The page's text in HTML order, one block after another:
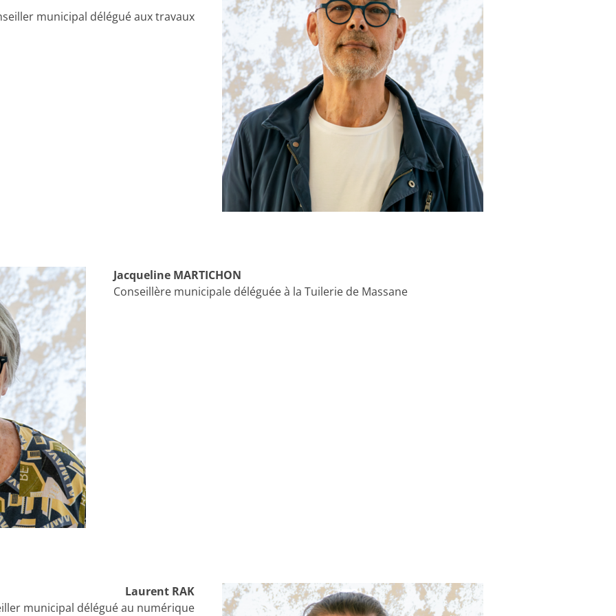
municipal délégué aux travaux
Jacqueline MARTICHON
Conseillère municipale déléguée à la Tuilerie de Massane
Laurent RAK
municipal délégué au numérique